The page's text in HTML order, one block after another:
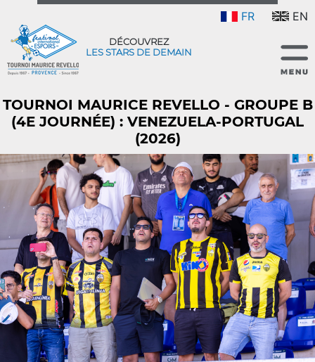
FR EN
DÉCOUVREZ
LES STARS DE DEMAIN
TOURNOI MAURICE REVELLO - GROUPE B
(4E JOURNÉE) : VENEZUELA-PORTUGAL
(2026)